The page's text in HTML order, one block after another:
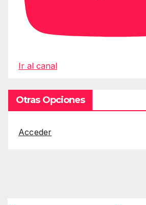
Ir al canal
Otras Opciones
Acceder